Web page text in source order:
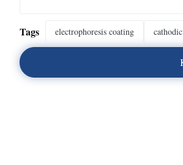
Tags electrophoresis coating